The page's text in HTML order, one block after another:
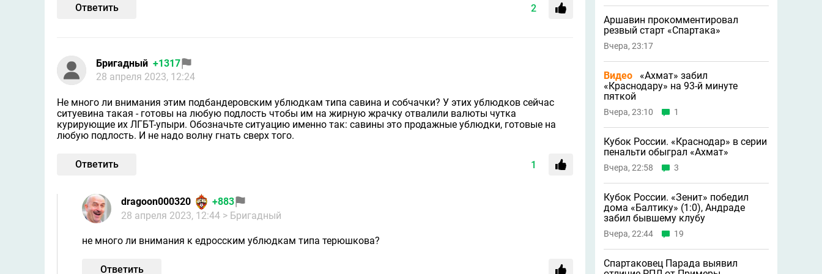
Ответить 2
Бригадный +1317
28 апреля 2023, 12:24
Не много ли внимания этим подбандеровским ублюдкам типа савина и собчачки? У этих ублюдков сейчас
ситуевина такая - готовы на любую подлость чтобы им на жирную жрачку отвалили валюты чутка
курирующие их ЛГБТ-упыри. Обозначьте ситуацию именно так: савины это продажные ублюдки, готовые на
любую подлость. И не надо волну гнать сверх того.
Ответить 1
dragoon000320
+883
28 апреля 2023, 12:44 > Бригадный
не много ли внимания к едросским ублюдкам типа терюшкова?
Ответить
Аршавин прокомментировал
резвый старт «Спартака»
Вчера, 23:17
Видео
«Ахмат» забил
«Краснодару» на 93-й минуте
пяткой
Вчера, 23:10 1
Кубок России. «Краснодар» в серии
пенальти обыграл «Ахмат»
Вчера, 22:58 3
Кубок России. «Зенит» победил
дома «Балтику» (1:0), Андраде
забил бывшему клубу
Вчера, 22:44 19
Спартаковец Парада выявил